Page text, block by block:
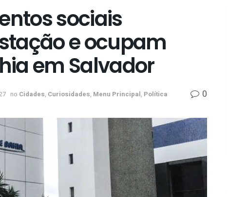
sociais
e ocupam
em Salvador
no Cidades, Curiosidades, Menu Principal, Política 0